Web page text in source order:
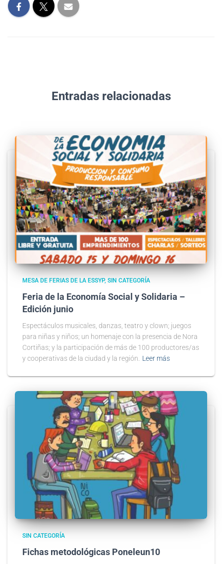
Entradas relacionadas
MESA DE FERIAS DE LA ESSYP SIN CATEGORÍA
Feria de la Economía Social y Solidaria –
Edición junio
Espectáculos musicales, danzas, teatro y clown; juegos
para niñas y niños; un homenaje con la presencia de Nora
Cortiñas; y la participación de más de 100 productores/as
y cooperativas de la ciudad y la región.
Leer más
SIN CATEGORÍA
Fichas metodológicas Poneleun10